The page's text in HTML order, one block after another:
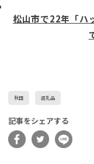
松山市で22年「ハ
秋田 返礼品
記事をシェアする